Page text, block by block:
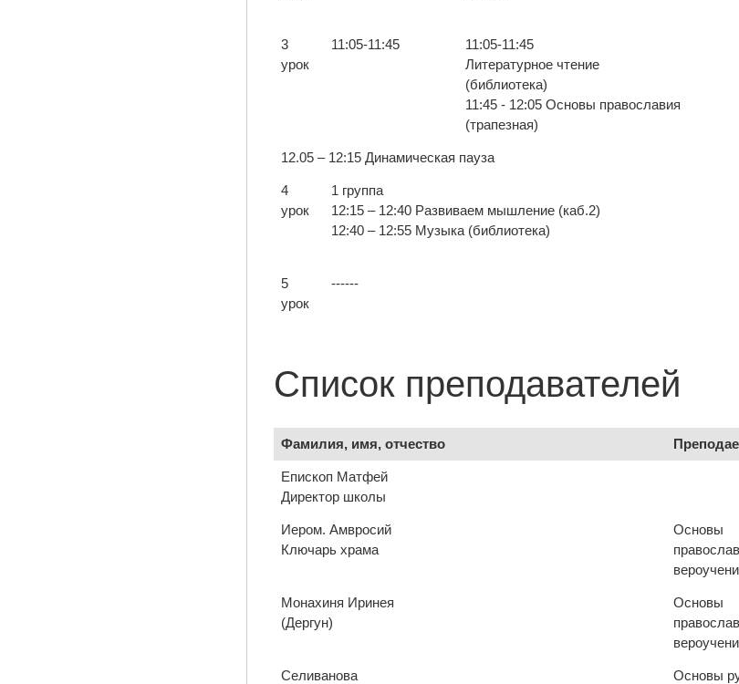
3
урок
11:05-11:45
11:05-11:45
Литературное чтение
(библиотека)
11:45 - 12:05 Основы православия
(трапезная)
12.05 – 12:15 Динамическая пауза
4
урок
1 группа
12:15 – 12:40 Развиваем мышление (каб.2)
12:40 – 12:55 Музыка (библиотека)
5
урок
------
Список преподавателей
Фамилия, имя, отчество
Епископ Матфей
Директор школы
Иером. Амвросий
Ключарь храма
Основы
Монахиня Иринея
(Дергун)
Основы
Селиванова
Основы